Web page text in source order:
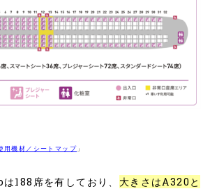
用機材／シートマップ 」
188席を有しており、 大きさはA320と